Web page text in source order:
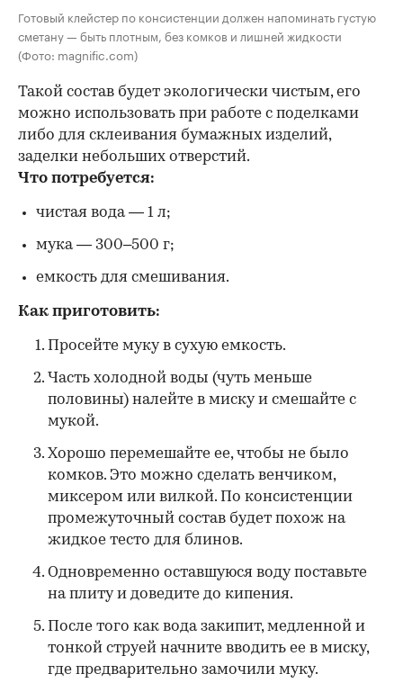
Готовый клейстер по консистенции должен напоминать густую
сметану — быть плотным, без комков и лишней жидкости
(Фото: magnific.com)
Такой состав будет экологически чистым, его
можно использовать при работе с поделками
либо для склеивания бумажных изделий,
заделки небольших отверстий.
Что потребуется:
чистая вода — 1 л;
мука — 300–500 г;
емкость для смешивания.
Как приготовить:
Просейте муку в сухую емкость.
Часть холодной воды (чуть меньше
половины) налейте в миску и смешайте с
мукой.
Хорошо перемешайте ее, чтобы не было
комков. Это можно сделать венчиком,
миксером или вилкой. По консистенции
промежуточный состав будет похож на
жидкое тесто для блинов.
Одновременно оставшуюся воду поставьте
на плиту и доведите до кипения.
После того как вода закипит, медленной и
тонкой струей начните вводить ее в миску,
где предварительно замочили муку.